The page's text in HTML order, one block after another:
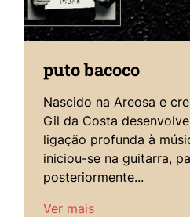
puto bacoco
Nascido na Areosa e
Gil da Costa
ligação profunda à
iniciou-se na guitarra,
posteriormente...
Ver mais